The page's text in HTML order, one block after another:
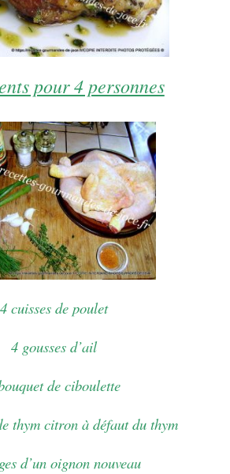
pour 4 personnes
4 cuisses de poulet
4 gousses d’ail
de ciboulette
thym citron à défaut du thym
d’un oignon nouveau